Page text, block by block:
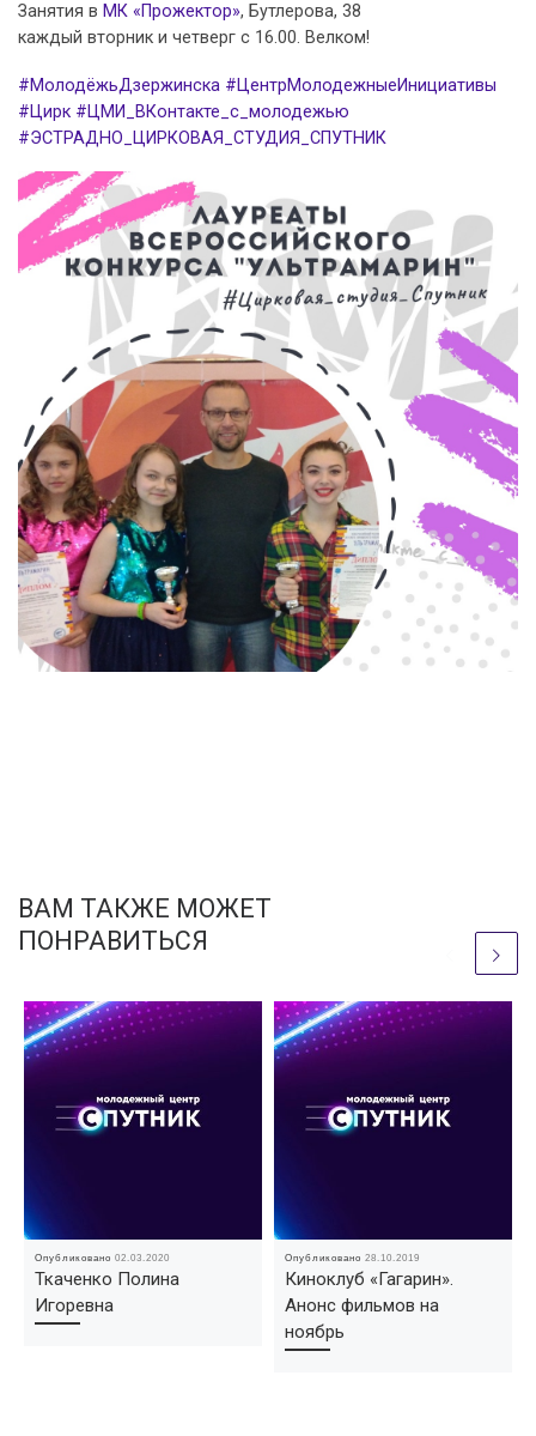
Занятия в МК «Прожектор», Бутлерова, 38
каждый вторник и четверг с 16.00. Велком!
#МолодёжьДзержинска #ЦентрМолодежныеИнициативы
#Цирк #ЦМИ_ВКонтакте_с_молодежью
#ЭСТРАДНО_ЦИРКОВАЯ_СТУДИЯ_СПУТНИК
ВАМ ТАКЖЕ МОЖЕТ
ПОНРАВИТЬСЯ
Опубликовано02.03.2020
Ткаченко Полина
Игоревна
Опубликовано28.10.2019
Киноклуб «Гагарин».
Анонс фильмов на
ноябрь